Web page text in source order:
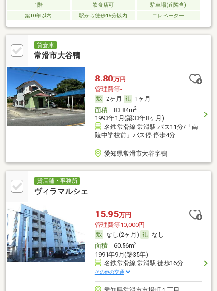
1階 飲食店可
駐車場(近隣含)
築10年以内
駅から徒歩15分以内 エレベーター
貸倉庫
常滑市大谷鴨
8.80万円
管理費等-
2ヶ月
1ヶ月
面積83.84m2
1993年1月(築33年8ヶ月)
名鉄常滑線 常滑駅 バス11分/「南
陵中学校前」バス停 停歩4分
愛知県常滑市大谷字鴨
貸店舗・事務所
ヴィラマルシェ
15.95万円
管理費等10,000円
なし(2ヶ月)
なし
面積60.56m2
1991年9月(築35年)
名鉄常滑線 常滑駅 徒歩16分
その他の交通